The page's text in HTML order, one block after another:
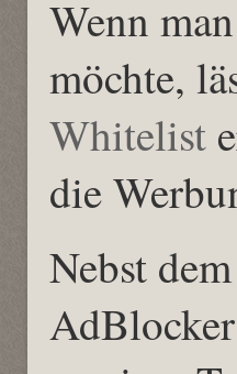
Wenn
möchte,
Whitelist
die
Nebst